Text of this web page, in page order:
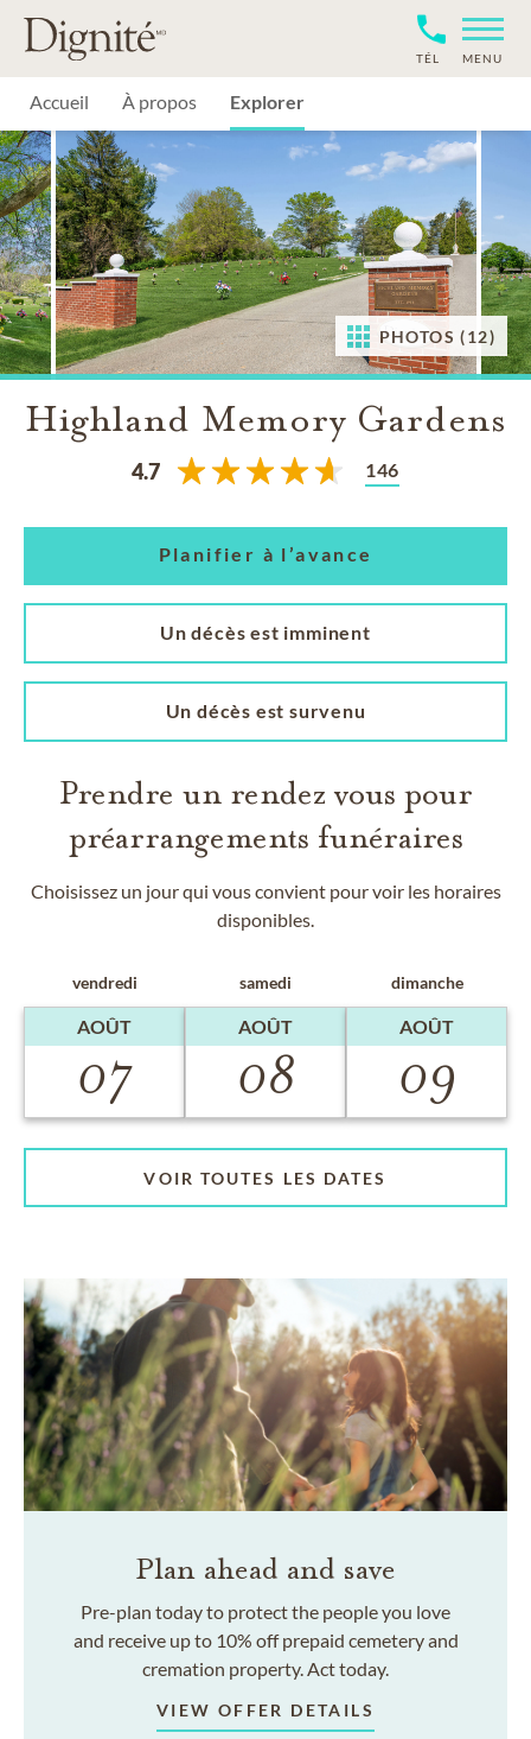
MENU
TÉL
Accueil À propos Explorer
PHOTOS (12)
Highland Memory Gardens
4.7 146
Planifier à l’avance
Un décès est imminent
Un décès est survenu
Prendre un rendez vous pour
préarrangements funéraires
Choisissez un jour qui vous convient pour voir les horaires
disponibles.
vendredi
AOÛT
07
samedi
AOÛT
08
dimanche
AOÛT
09
VOIR TOUTES LES DATES
Plan ahead and save
Pre-plan today to protect the people you love
and receive up to 10% off prepaid cemetery and
cremation property. Act today.
VIEW OFFER DETAILS